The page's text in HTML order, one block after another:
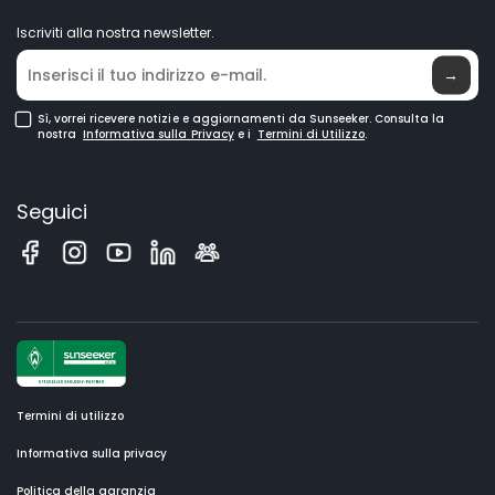
Robot Rasaerba GPS
Robot Tagliaerba per Grandi Prati
Dove acquistare
Iscriviti alla nostra newsletter.
→
Sì, vorrei ricevere notizie e aggiornamenti da Sunseeker. Consulta la
nostra Informativa sulla Privacye i Termini di Utilizzo.
Seguici
Termini di utilizzo
Informativa sulla privacy
Politica della garanzia